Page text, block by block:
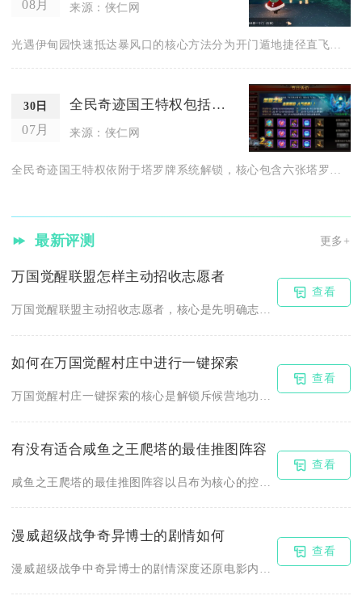
08月 来源：侠仁网
30日
07月
全民奇迹国王特权包括哪些内容
来源：侠仁网
最新评测 更多+
万国觉醒联盟怎样主动招收志愿者
查看
如何在万国觉醒村庄中进行一键探索
查看
有没有适合咸鱼之王爬塔的最佳推图阵容
查看
漫威超级战争奇异博士的剧情如何
查看